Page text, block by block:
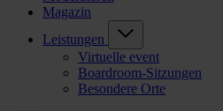
Magazin
Leistungen
Virtuelle event
Boardroom-Sitzungen
Besondere Orte